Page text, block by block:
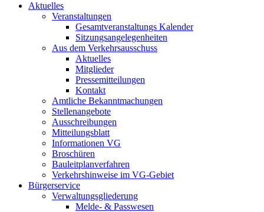
Aktuelles
Veranstaltungen
Gesamtveranstaltungs Kalender
Sitzungsangelegenheiten
Aus dem Verkehrsausschuss
Aktuelles
Mitglieder
Pressemitteilungen
Kontakt
Amtliche Bekanntmachungen
Stellenangebote
Ausschreibungen
Mitteilungsblatt
Informationen VG
Broschüren
Bauleitplanverfahren
Verkehrshinweise im VG-Gebiet
Bürgerservice
Verwaltungsgliederung
Melde- & Passwesen